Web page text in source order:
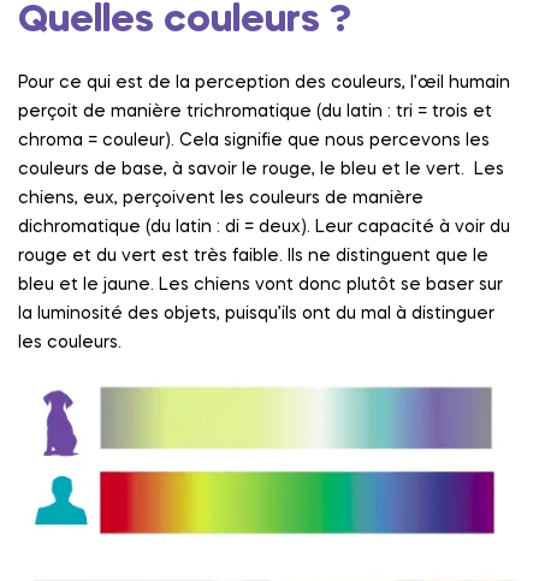
Quelles couleurs ?
Pour ce qui est de la perception des couleurs, l’œil humain
perçoit de manière trichromatique (du latin : tri = trois et
chroma = couleur). Cela signifie que nous percevons les
couleurs de base, à savoir le rouge, le bleu et le vert. Les
chiens, eux, perçoivent les couleurs de manière
dichromatique (du latin : di = deux). Leur capacité à voir du
rouge et du vert est très faible. Ils ne distinguent que le
bleu et le jaune. Les chiens vont donc plutôt se baser sur
la luminosité des objets, puisqu’ils ont du mal à distinguer
les couleurs.